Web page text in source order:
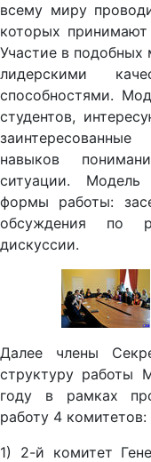
всему миру
которых
Участие в подобных
лидерскими
способностями.
студентов,
навыков
ситуации.
формы работы:
обсуждения по
дискуссии.
Далее члены
структуру
году в рамках
работу 4 комитетов:
1) 2-й комитет